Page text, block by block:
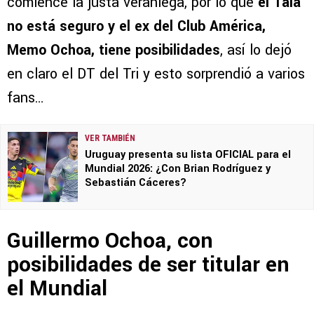
no está seguro y el ex del Club América,
Memo Ochoa, tiene posibilidades, así lo dejó
en claro el DT del Tri y esto sorprendió a varios
fans…
VER TAMBIÉN
Uruguay presenta su lista OFICIAL para el
Mundial 2026: ¿Con Brian Rodríguez y
Sebastián Cáceres?
Guillermo Ochoa, con
posibilidades de ser titular en
el Mundial